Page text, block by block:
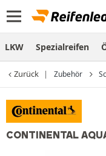
LKW Spezialreifen
Zurück Zubehör
CONTINENTAL